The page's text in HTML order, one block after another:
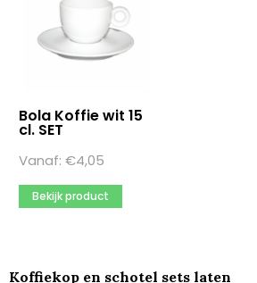
Bola Koffie wit 15
cl. SET
Vanaf: €4,05
Bekijk product
Koffiekop en schotel sets laten
Artikel hoogte
100
Meer opties
aqua
Meer opties